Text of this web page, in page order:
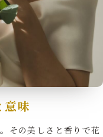
意味
その美しさと香りで花